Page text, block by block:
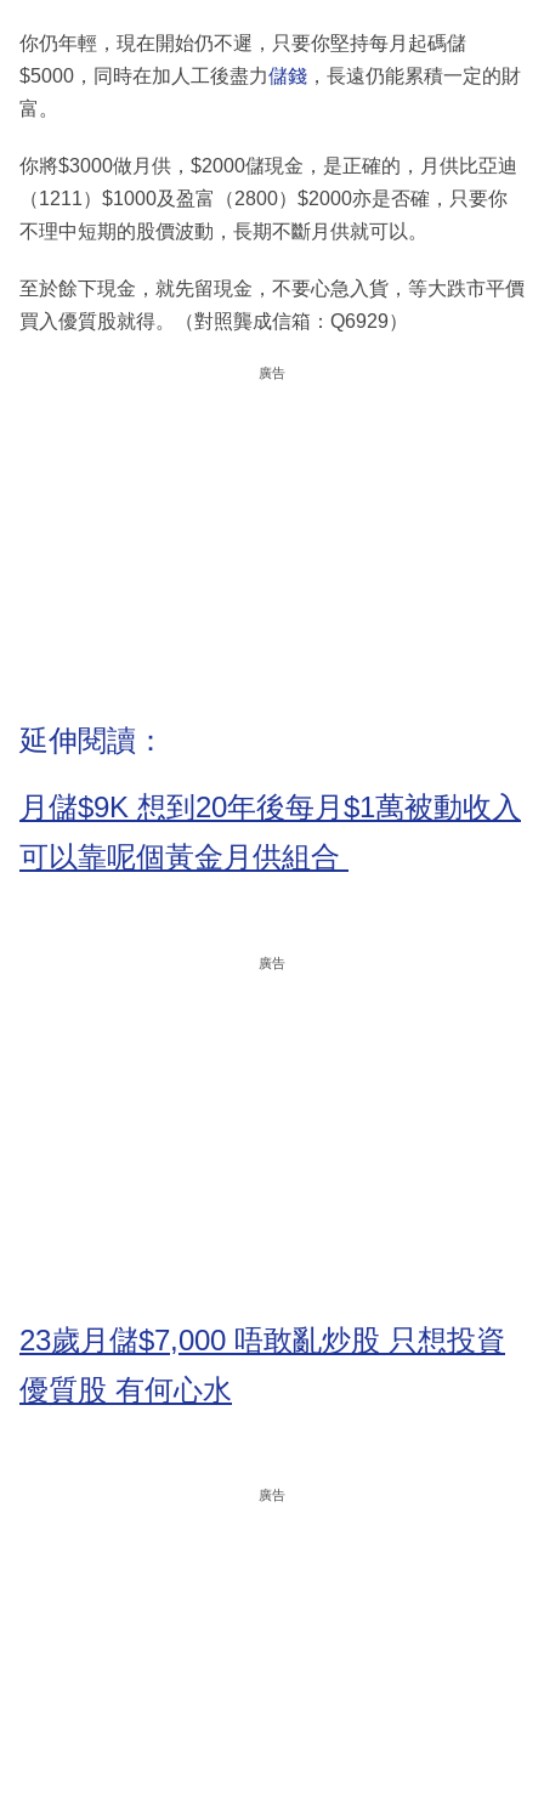
你仍年輕，現在開始仍不遲，只要你堅持每月起碼儲
$5000，同時在加人工後盡力儲錢 ，長遠仍能累積一定的財
富。
你將$3000做月供，$2000儲現金，是正確的，月供比亞迪
（1211）$1000及盈富（2800）$2000亦是否確，只要你
不理中短期的股價波動，長期不斷月供就可以。
至於餘下現金，就先留現金，不要心急入貨，等大跌市平價
買入優質股就得。（對照龔成信箱：Q6929）
廣告
延伸閱讀：
月儲$9K 想到20年後每月$1萬被動收入
可以靠呢個黃金月供組合
廣告
23歲月儲$7,000 唔敢亂炒股 只想投資
優質股 有何心水
廣告